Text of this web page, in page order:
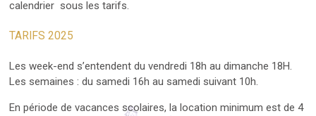
calendrier sous les tarifs.
TARIFS 2025
Les week-end s’entendent du vendredi 18h au dimanche 18H.
Les semaines : du samedi 16h au samedi suivant 10h.
En période de vacances scolaires, la location minimum est de 4